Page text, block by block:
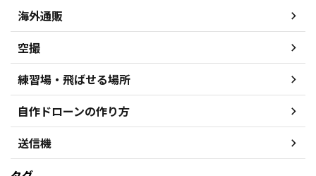
海外通販
空撮
練習場・飛ばせる場所
自作ドローンの作り方
送信機